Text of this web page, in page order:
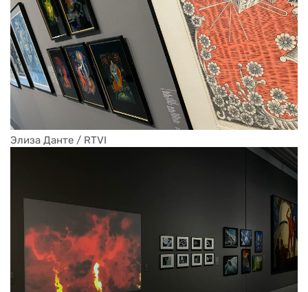
Элиза Данте / RTVI